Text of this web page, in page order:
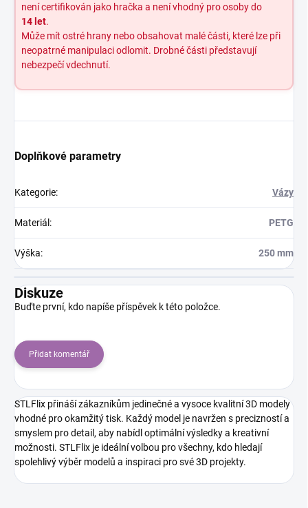
není certifikován jako hračka a není vhodný pro osoby do
14 let.
Může mít ostré hrany nebo obsahovat malé části, které lze při
neopatrné manipulaci odlomit. Drobné části představují
nebezpečí vdechnutí.
Doplňkové parametry
Kategorie: Vázy
Materiál : PETG
Výška: 250 mm
Diskuze
Buďte první, kdo napíše příspěvek k této položce.
Přidat komentář
STLFlix přináší zákazníkům jedinečné a vysoce kvalitní 3D modely
vhodné pro okamžitý tisk. Každý model je navržen s precizností a
smyslem pro detail, aby nabídl optimální výsledky a kreativní
možnosti. STLFlix je ideální volbou pro všechny, kdo hledají
spolehlivý výběr modelů a inspiraci pro své 3D projekty.